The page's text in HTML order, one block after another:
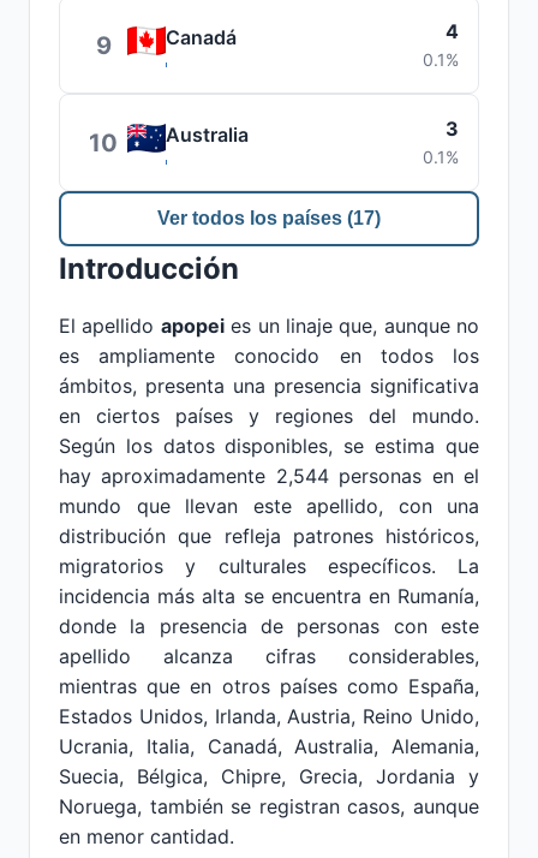
9 Canadá 4
0.1%
10 Australia 3
0.1%
Ver todos los países (17)
Introducción
El apellido apopeies un linaje que, aunque no
es ampliamente conocido en todos los
ámbitos, presenta una presencia significativa
en ciertos países y regiones del mundo.
Según los datos disponibles, se estima que
hay aproximadamente 2,544 personas en el
mundo que llevan este apellido, con una
distribución que refleja patrones históricos,
migratorios y culturales específicos. La
incidencia más alta se encuentra en Rumanía,
donde la presencia de personas con este
apellido alcanza cifras considerables,
mientras que en otros países como España,
Estados Unidos, Irlanda, Austria, Reino Unido,
Ucrania, Italia, Canadá, Australia, Alemania,
Suecia, Bélgica, Chipre, Grecia, Jordania y
Noruega, también se registran casos, aunque
en menor cantidad.